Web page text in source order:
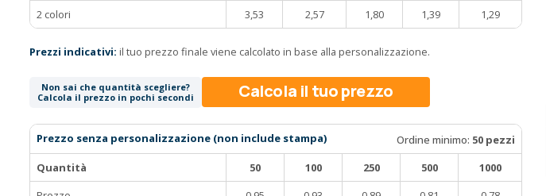
2 colori
3,53 2,57 1,80 1,39 1,29
Prezzi indicativi: il tuo prezzo finale viene calcolato in base alla personalizzazione.
Non sai che quantità scegliere?
Calcola il prezzo in pochi secondi
Calcola il tuo prezzo
Prezzo senza personalizzazione (non include stampa) Ordine minimo: 50 pezzi
Quantità
50 100 250 500
1000